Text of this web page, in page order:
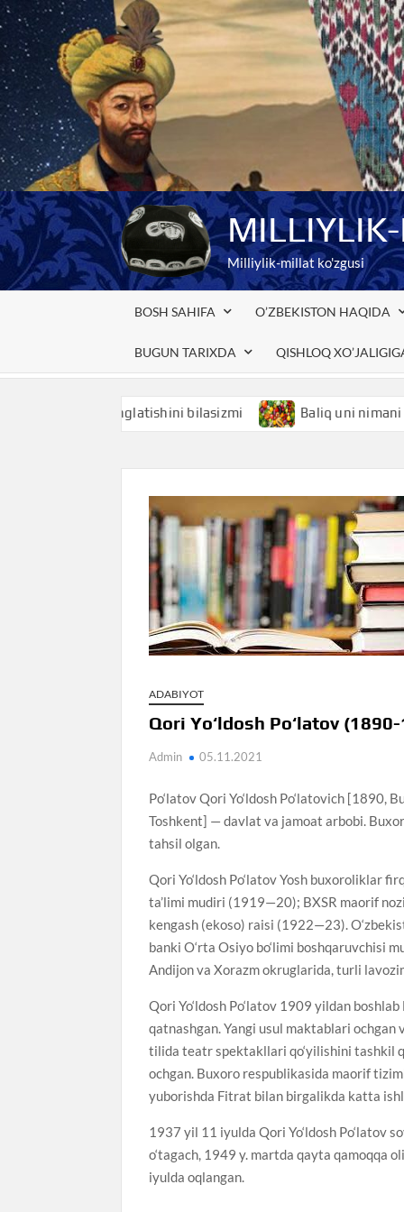
Skip
to
content
Milliylik-millat ko'zgusi
BOSH SAHIFA O’ZBEKISTON HAQIDA
BUGUN TARIXDA QISHLOQ
nimani anglatishini bilasizmi Baliq uni nimani
ADABIYOT
Qori Yo‘ldosh Po‘latov
Admin 05.11.2021
Po‘latov Qori Yo‘ldosh Po‘latovich
Toshkent] — davlat va jamoat arbobi.
tahsil olgan.
Qori Yo‘ldosh Po‘latov Yosh buxoroliklar
ta’limi mudiri (1919—20); BXSR maorif
kengash (ekoso) raisi (1922—23).
banki O‘rta Osiyo bo‘limi boshqaruvchisi
Andijon va Xorazm okruglarida, turli
Qori Yo‘ldosh Po‘latov 1909 yildan
qatnashgan. Yangi usul maktablari
tilida teatr spektakllari qo‘yilishini tashkil
ochgan. Buxoro respublikasida maorif
yuborishda Fitrat bilan birgalikda katta
1937 yil 11 iyulda Qori Yo‘ldosh Po‘latov
o‘tagach, 1949 y. martda qayta qamoqqa
iyulda oqlangan.